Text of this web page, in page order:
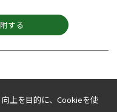
する
上を目的に、Cookieを使